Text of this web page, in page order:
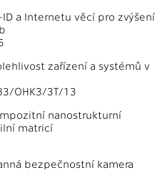
ID a Internetu věcí pro zvýšení
zařízení a systémů v
OHK3/3T/13
nanostrukturní
matricí
bezpečnostní kamera